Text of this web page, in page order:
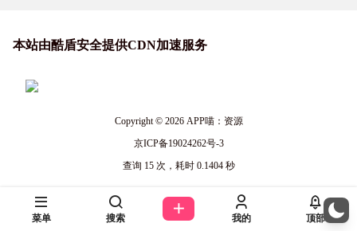
本站由酷盾安全提供CDN加速服务
Copyright © 2026APP喵：资源
京ICP备19024262号-3
查询 15 次，耗时 0.1404 秒
菜单 搜索 我的 顶部